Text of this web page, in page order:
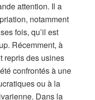
attention. Il a
notamment
fois, qu’il est
Récemment, à
repris des usines
confrontés à une
ou à la
Dans la